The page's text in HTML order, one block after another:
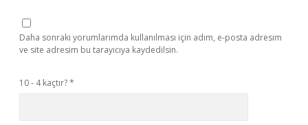
Daha sonraki yorumlarımda kullanılması için adım, e-posta adresim
ve site adresim bu tarayıcıya kaydedilsin.
10 - 4 kaçtır?*